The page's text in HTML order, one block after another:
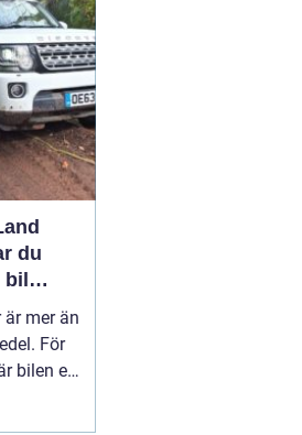
du
är mer än
För
bilen ett
en del